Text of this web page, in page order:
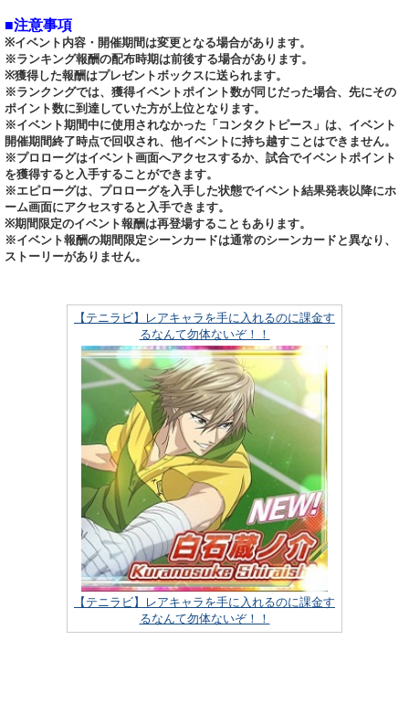
■注意事項
※イベント内容・開催期間は変更となる場合があります。
※ランキング報酬の配布時期は前後する場合があります。
※獲得した報酬はプレゼントボックスに送られます。
※ランクングでは、獲得イベントポイント数が同じだった場合、先にその
ポイント数に到達していた方が上位となります。
※イベント期間中に使用されなかった「コンタクトピース」は、イベント
開催期間終了時点で回収され、他イベントに持ち越すことはできません。
※プロローグはイベント画面へアクセスするか、試合でイベントポイント
を獲得すると入手することができます。
※エピローグは、プロローグを入手した状態でイベント結果発表以降にホ
ーム画面にアクセスすると入手できます。
※期間限定のイベント報酬は再登場することもあります。
※イベント報酬の期間限定シーンカードは通常のシーンカードと異なり、
ストーリーがありません。
【テニラビ】レアキャラを手に入れるのに課金す
るなんて勿体ないぞ！！
【テニラビ】レアキャラを手に入れるのに課金す
るなんて勿体ないぞ！！